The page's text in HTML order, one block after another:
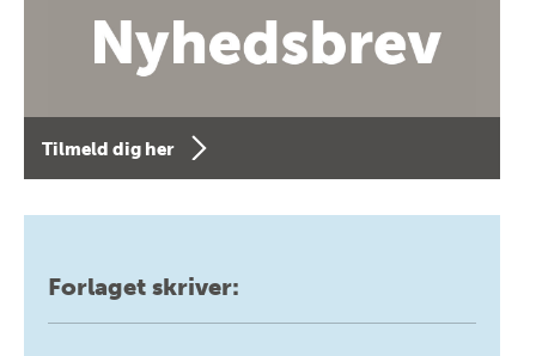
Tilmeld dig her
Forlaget skriver: